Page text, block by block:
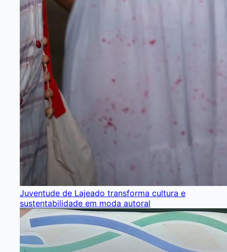
Juventude de Lajeado transforma cultura e
sustentabilidade em moda autoral